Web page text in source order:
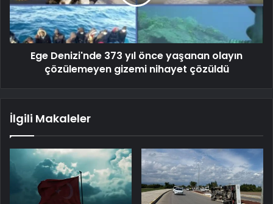
Ege Denizi'nde 373 yıl önce yaşanan olayın
çözülemeyen gizemi nihayet çözüldü
İlgili Makaleler